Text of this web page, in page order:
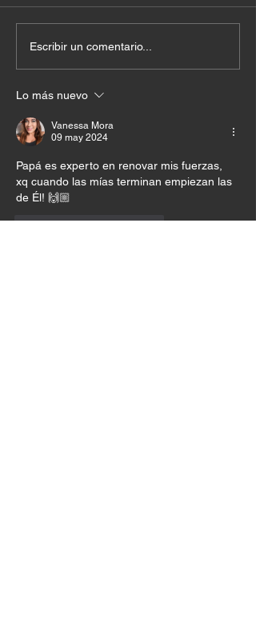
Escribir un comentario...
Lo más nuevo
Vanessa Mora
09 may 2024
Papá es experto en renovar mis fuerzas,
xq cuando las mías terminan empiezan las
de Él! 🙌🏼
Me gusta Reaccionar